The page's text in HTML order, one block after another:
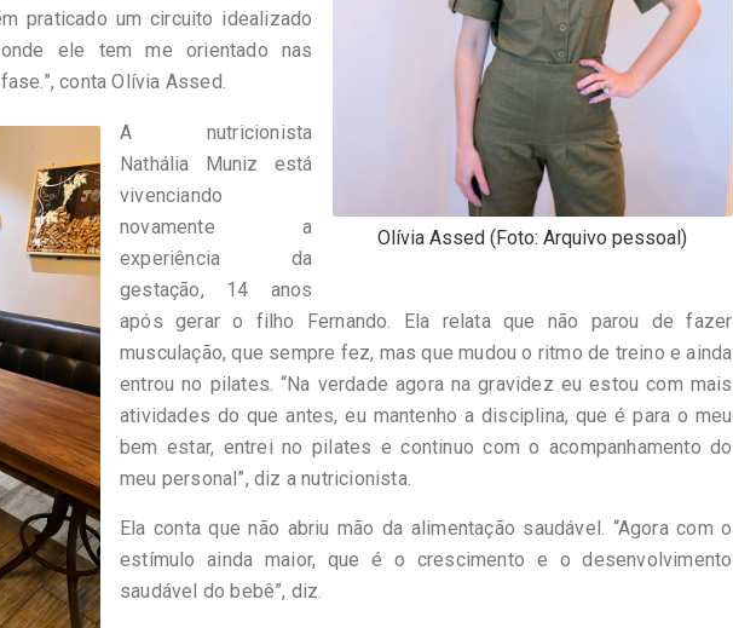
Olívia Assed (Foto: Arquivo pessoal)
praticado um circuito idealizado
ele tem me orientado nas
conta Olívia Assed.
A nutricionista
Nathália Muniz está
vivenciando
novamente a
experiência da
gestação, 14 anos
após gerar o filho Fernando. Ela relata que não parou de fazer
musculação, que sempre fez, mas que mudou o ritmo de treino e ainda
entrou no pilates. “Na verdade agora na gravidez eu estou com mais
atividades do que antes, eu mantenho a disciplina, que é para o meu
bem estar, entrei no pilates e continuo com o acompanhamento do
meu personal”, diz a nutricionista.
Ela conta que não abriu mão da alimentação saudável. “Agora com o
estímulo ainda maior, que é o crescimento e o desenvolvimento
saudável do bebê”, diz.